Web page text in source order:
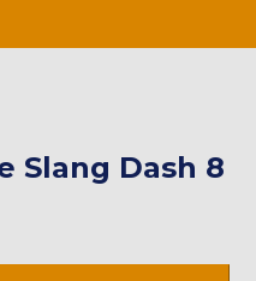
Slang Dash 8